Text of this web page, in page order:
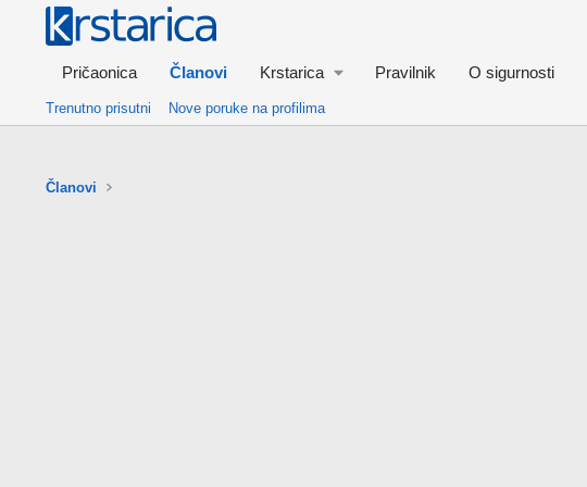
Pričaonica Članovi Krstarica Pravilnik O sigurnosti
Trenutno prisutni Nove poruke na profilima
Članovi